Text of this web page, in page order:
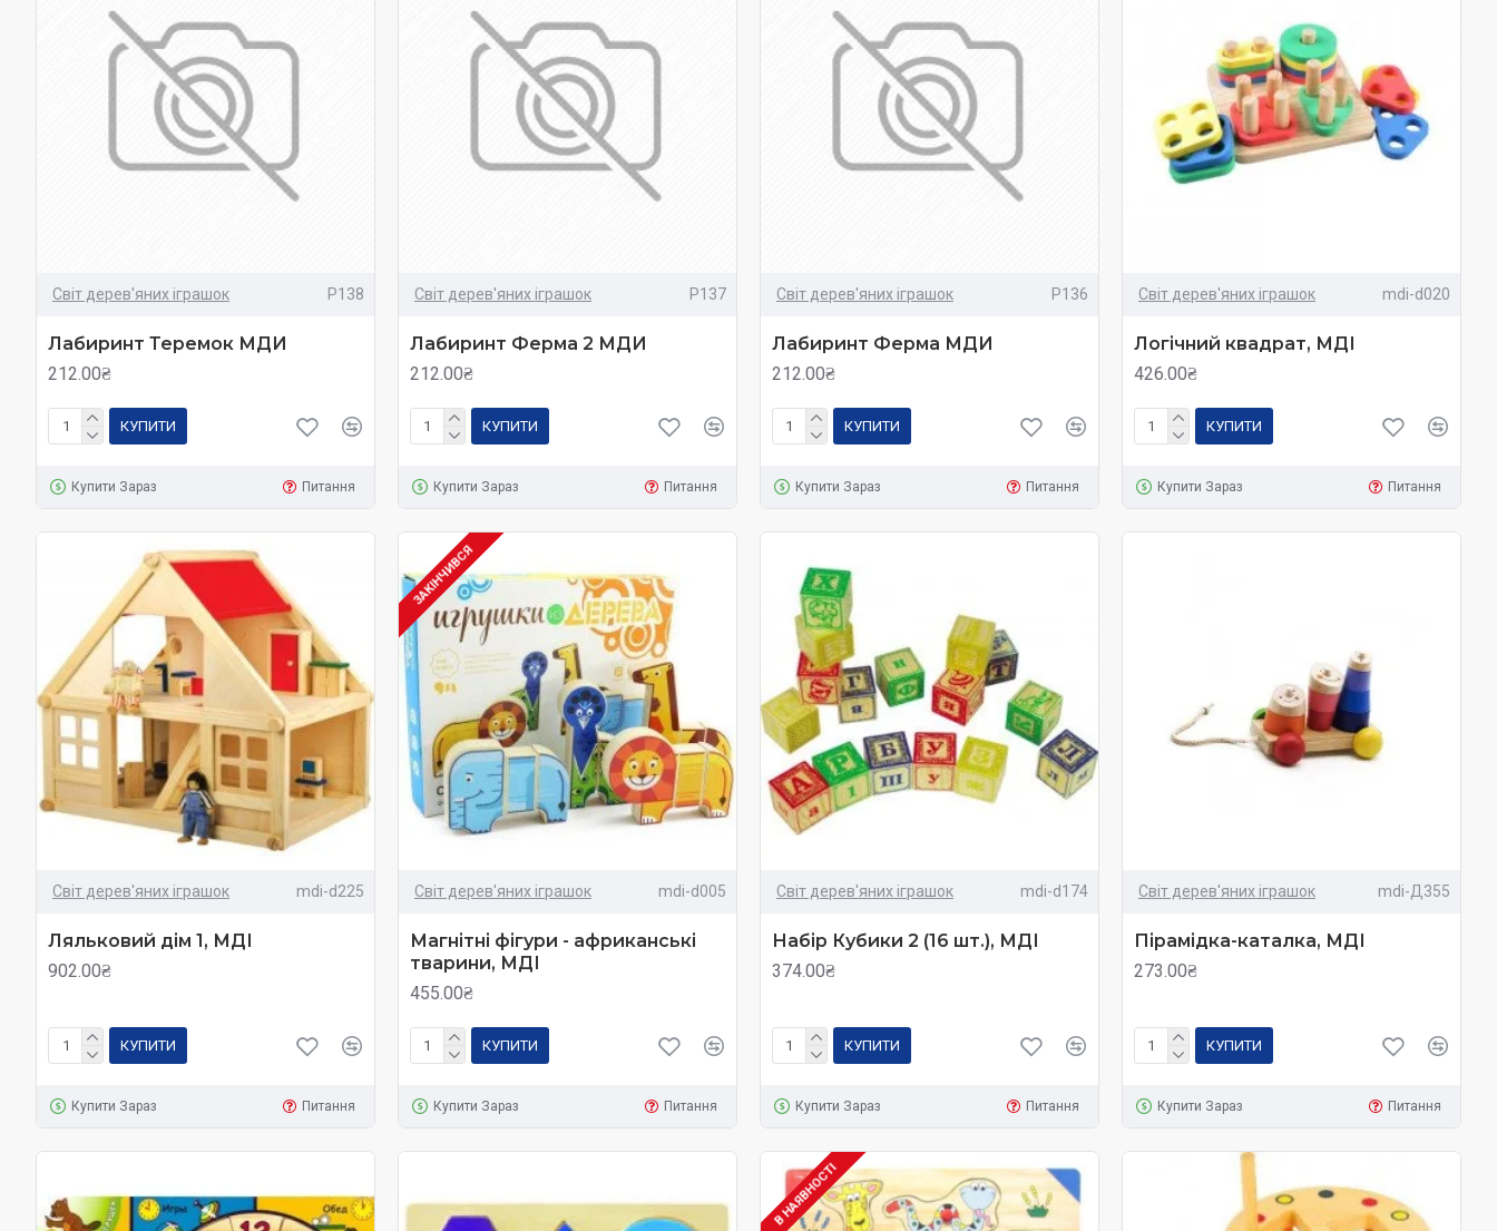
Світ дерев'яних іграшок Р138
Лабиринт Теремок МДИ
212.00₴
КУПИТИ
Купити Зараз Питання
Світ дерев'яних іграшок Р137
Лабиринт Ферма 2 МДИ
212.00₴
КУПИТИ
Купити Зараз Питання
Світ дерев'яних іграшок Р136
Лабиринт Ферма МДИ
212.00₴
КУПИТИ
Купити Зараз Питання
Світ дерев'яних іграшок mdi-d020
Логічний квадрат, МДІ
426.00₴
КУПИТИ
Купити Зараз Питання
Світ дерев'яних іграшок mdi-d225
Ляльковий дім 1, МДІ
902.00₴
КУПИТИ
Купити Зараз Питання
ЗАКІНЧИВСЯ
Світ дерев'яних іграшок mdi-d005
Магнітні фігури - африканські
тварини, МДІ
455.00₴
КУПИТИ
Купити Зараз Питання
Світ дерев'яних іграшок mdi-d174
Набір Кубики 2 (16 шт.), МДІ
374.00₴
КУПИТИ
Купити Зараз Питання
Світ дерев'яних іграшок mdi-Д355
Пірамідка-каталка, МДІ
273.00₴
КУПИТИ
Купити Зараз Питання
В НАЯВНОСТІ